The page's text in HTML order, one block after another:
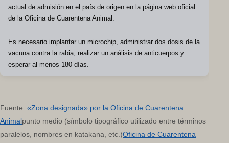
actual de admisión en el país de origen en la página web oficial
de la Oficina de Cuarentena Animal.
Es necesario implantar un microchip, administrar dos dosis de la
vacuna contra la rabia, realizar un análisis de anticuerpos y
esperar al menos 180 días.
Fuente: «Zona designada» por la Oficina de Cuarentena
Animalpunto medio (símbolo tipográfico utilizado entre términos
paralelos, nombres en katakana, etc.)Oficina de Cuarentena